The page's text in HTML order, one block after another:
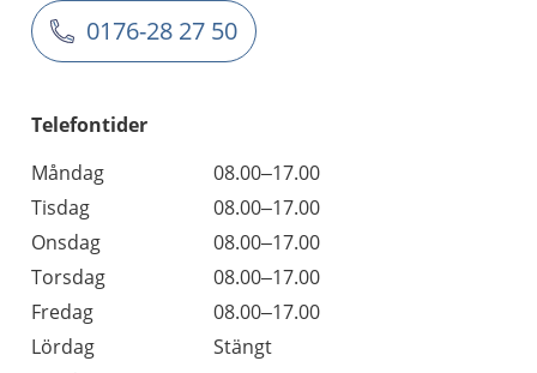
0176-28 27 50
Telefontider
Måndag
08.00–17.00
Tisdag
08.00–17.00
Onsdag
08.00–17.00
Torsdag
08.00–17.00
Fredag
08.00–17.00
Lördag
Stängt